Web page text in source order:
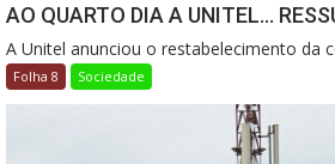
AO QUARTO DIA A UNITEL…
A Unitel anunciou o restabelecimento da
Folha 8 Sociedade